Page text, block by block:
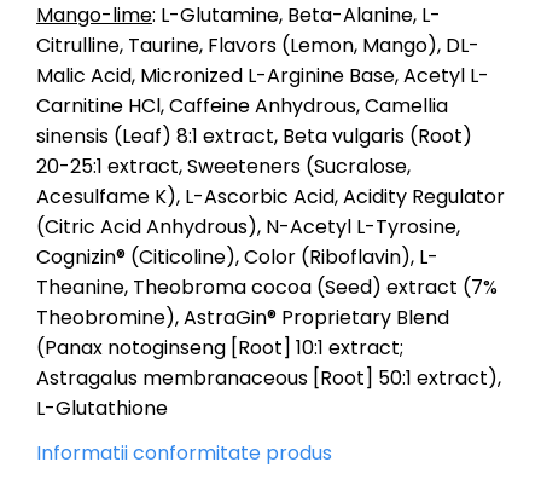
Mango-lime: L-Glutamine, Beta-Alanine, L-
Citrulline, Taurine, Flavors (Lemon, Mango), DL-
Malic Acid, Micronized L-Arginine Base, Acetyl L-
Carnitine HCl, Caffeine Anhydrous, Camellia
sinensis (Leaf) 8:1 extract, Beta vulgaris (Root)
20-25:1 extract, Sweeteners (Sucralose,
Acesulfame K), L-Ascorbic Acid, Acidity Regulator
(Citric Acid Anhydrous), N-Acetyl L-Tyrosine,
Cognizin® (Citicoline), Color (Riboflavin), L-
Theanine, Theobroma cocoa (Seed) extract (7%
Theobromine), AstraGin® Proprietary Blend
(Panax notoginseng [Root] 10:1 extract;
Astragalus membranaceous [Root] 50:1 extract),
L-Glutathione
Informatii conformitate produs